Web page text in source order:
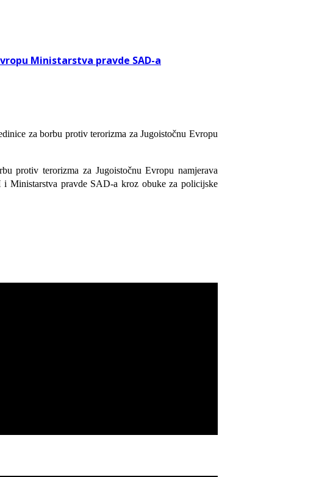
Ministarstva pravde SAD-a
za borbu protiv terorizma za Jugoistočnu Evropu
protiv terorizma za Jugoistočnu Evropu namjerava
Ministarstva pravde SAD-a kroz obuke za policijske